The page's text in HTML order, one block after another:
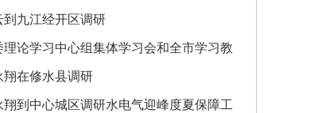
到九江经开区调研
理论学习中心组集体学习会和全市学习教
整治工作汇报会召开
翔在修水县调研
翔到中心城区调研水电气迎峰度夏保障工